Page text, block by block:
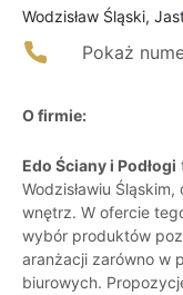
Wodzisław Śląski,
Pokaż
O firmie:
Edo Ściany i Podłogi
Wodzisławiu
wnętrz. W ofercie
wybór produktów
aranżacji zarówno w
biurowych.